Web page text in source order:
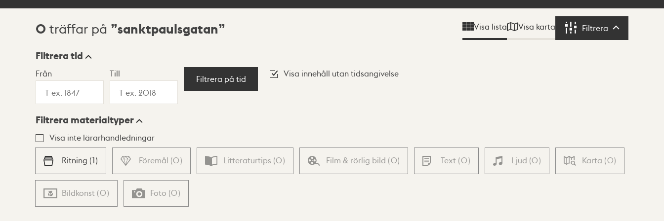
Sökresultat
0 träffar på sanktpaulsgatan Visa lista Visa karta Filtrera Filtrera
Visningsläge
Lista Karta
Filtrera tid
Från Till
Filtrera på tid
Visa innehåll utan tidsangivelse
Filtrera materialtyper
Visa inte lärarhandledningar
Ritning (1) Föremål (0) Litteraturtips (0) Film & rörlig bild (0) Text (0) Ljud (0) Karta (0)
Bildkonst (0) Foto (0)